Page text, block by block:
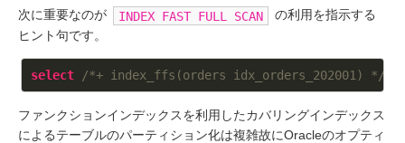
次に重要なのが INDEX FAST FULL SCAN
の利用を指示する
ヒント句です。
select /*+ index_ffs(orders idx_orders_202001) */
ファンクションインデックスを利用したカバリングインデックス
によるテーブルのパーティション化は複雑故にOracleのオプティ